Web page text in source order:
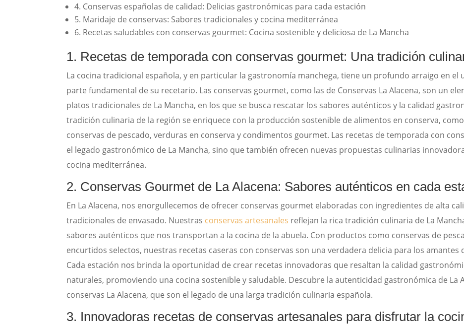
4. Conservas españolas de calidad: Delicias gastronómicas para cada estación
5. Maridaje de conservas: Sabores tradicionales y cocina mediterránea
6. Recetas saludables con conservas gourmet: Cocina sostenible y deliciosa de La Mancha
1. Recetas de temporada con conservas gourmet: Una tradición
La cocina tradicional española, y en particular la gastronomía manchega, tiene un profundo arraigo en el
parte fundamental de su recetario. Las conservas gourmet, como las de Conservas La Alacena, son un
platos tradicionales de La Mancha, en los que se busca rescatar los sabores auténticos y la calidad
tradición culinaria de la región se enriquece con la producción sostenible de alimentos en conserva,
conservas de pescado, verduras en conserva y condimentos gourmet. Las recetas de temporada con
el legado gastronómico de La Mancha, sino que también ofrecen nuevas propuestas culinarias
cocina mediterránea.
2. Conservas Gourmet de La Alacena: Sabores auténticos en cada
En La Alacena, nos enorgullecemos de ofrecer conservas gourmet elaboradas con ingredientes de alta
tradicionales de envasado. Nuestras conservas artesanales reflejan la rica tradición culinaria de La
sabores auténticos que nos transportan a la cocina de la abuela. Con productos como conservas de
encurtidos selectos, nuestras recetas caseras con conservas son una verdadera delicia para los
Cada estación nos brinda la oportunidad de crear recetas innovadoras que resaltan la calidad
naturales, promoviendo una cocina sostenible y saludable. Descubre la autenticidad gastronómica de La
conservas La Alacena, que son el legado de una larga tradición culinaria española.
3. Innovadoras recetas de conservas artesanales para disfrutar la